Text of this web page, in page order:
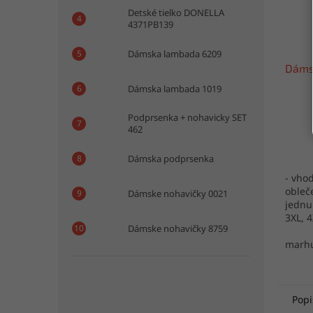
Detské tielko DONELLA
4371PB139
Dámska lambada 6209
Dámska lambada 1019
Podprsenka + nohavicky SET
462
Dámska podprsenka
Dámske nohavičky 0021
Dámske nohavičky 8759
-
3XL,